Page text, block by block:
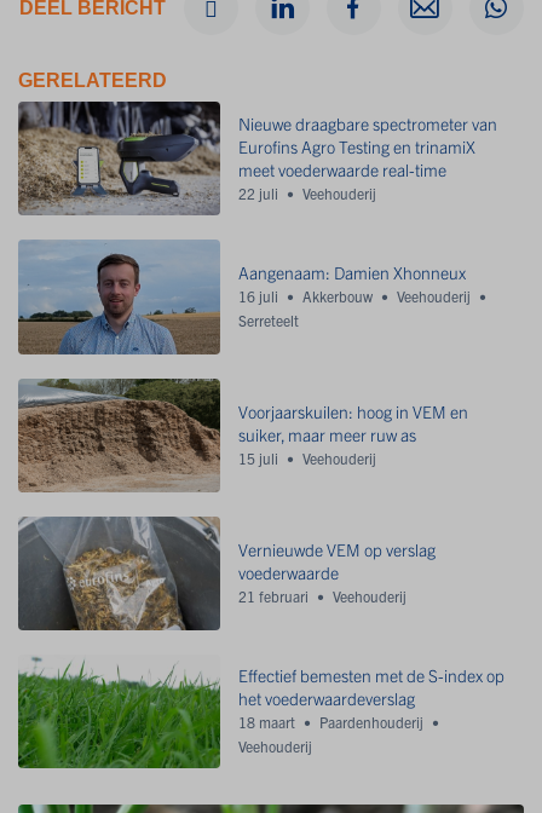
DEEL BERICHT
GERELATEERD
Nieuwe draagbare spectrometer van
Eurofins Agro Testing en trinamiX
meet voederwaarde real-time
22 juli Veehouderij
Aangenaam: Damien Xhonneux
16 juli Akkerbouw
Veehouderij
Serreteelt
Voorjaarskuilen: hoog in VEM en
suiker, maar meer ruw as
15 juli Veehouderij
Vernieuwde VEM op verslag
voederwaarde
21 februari Veehouderij
Effectief bemesten met de S-index op
het voederwaardeverslag
18 maart
Paardenhouderij
Veehouderij